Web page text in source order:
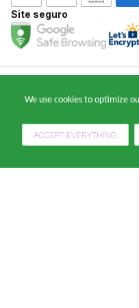
We use cookies to optimize
ACCEPT EVERYTHING
Site seguro
05.905.802/0001-64 Avenida